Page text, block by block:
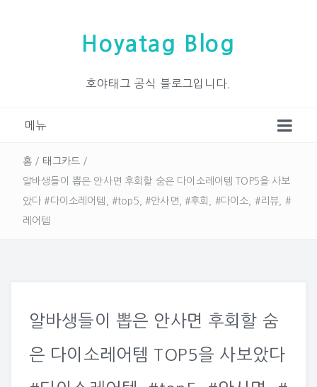
Hoyatag Blog
호야태그 공식 블로그입니다.
메뉴
홈 / 태그카드 /
알바생들이 뽑은 안사면 후회할 숨은 다이소레어템 TOP5을 사보
았다 #다이소레어템, #top5, #안사면, #후회, #다이소, #리뷰, #
레어템
알바생들이 뽑은 안사면 후회할 숨
은 다이소레어템 TOP5을 사보았다